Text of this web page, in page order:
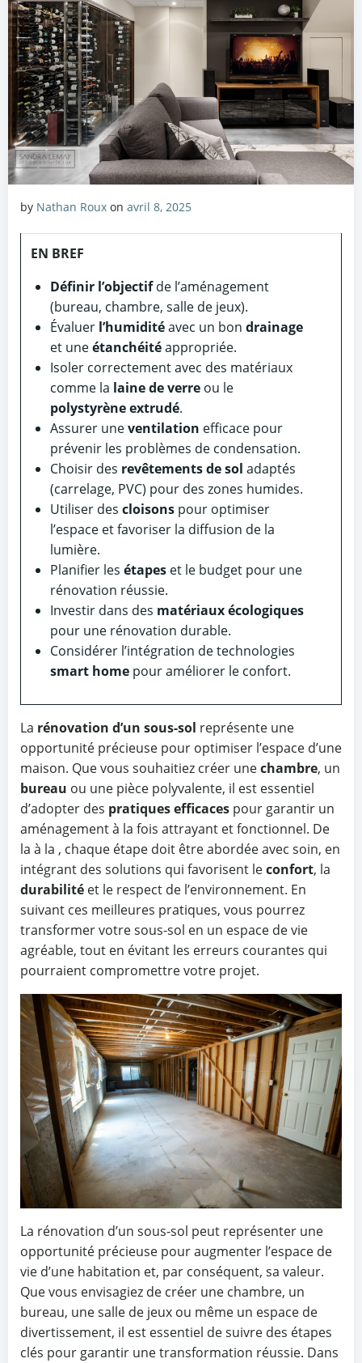
by Nathan Roux on avril 8, 2025
EN BREF
Définir l’objectifde l’aménagement
(bureau, chambre, salle de jeux).
Évaluer l’humiditéavec un bon drainage
et uneétanchéitéappropriée.
Isoler correctement avec des matériaux
comme la laine de verre ou le
polystyrène extrudé.
Assurer uneventilation efficace pour
prévenir les problèmes de condensation.
Choisir des revêtements de sol adaptés
(carrelage, PVC) pour des zones humides.
Utiliser des cloisons pour optimiser
l’espace et favoriser la diffusion de la
lumière.
Planifier les étapes et le budget pour une
rénovation réussie.
Investir dans des matériaux écologiques
pour une rénovation durable.
Considérer l’intégration de technologies
smart home pour améliorer le confort.
La rénovation d’un sous-sol représente une
opportunité précieuse pour optimiser l’espace d’une
maison. Que vous souhaitiez créer unechambre, un
bureau ou une pièce polyvalente, il est essentiel
d’adopter des pratiques efficaces pour garantir un
aménagement à la fois attrayant et fonctionnel. De
la à la , chaque étape doit être abordée avec soin, en
intégrant des solutions qui favorisent leconfort, la
durabilité et le respect de l’environnement. En
suivant ces meilleures pratiques, vous pourrez
transformer votre sous-sol en un espace de vie
agréable, tout en évitant les erreurs courantes qui
pourraient compromettre votre projet.
La rénovation d’un sous-sol peut représenter une
opportunité précieuse pour augmenter l’espace de
vie d’une habitation et, par conséquent, sa valeur.
Que vous envisagiez de créer une chambre, un
bureau, une salle de jeux ou même un espace de
divertissement, il est essentiel de suivre des étapes
clés pour garantir une transformation réussie. Dans